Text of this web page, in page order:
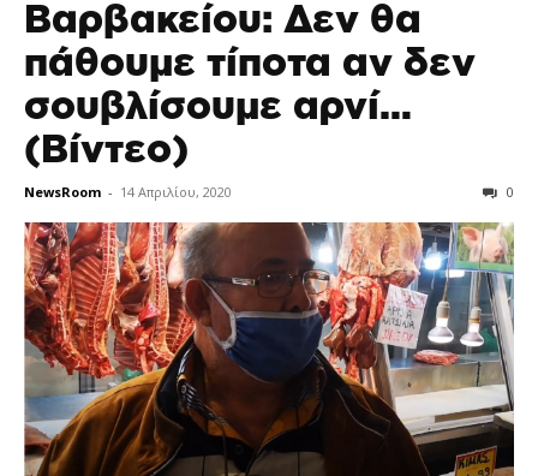
Βαρβακείου: Δεν θα
πάθουμε τίποτα αν δεν
σουβλίσουμε αρνί…
(Βίντεο)
NewsRoom - 14 Απριλίου, 2020 0